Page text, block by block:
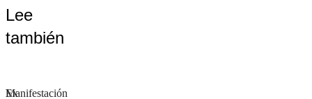
Lee
también
Manifestación
Ex